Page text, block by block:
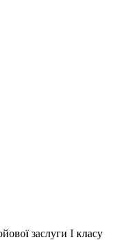
заслуги І класу